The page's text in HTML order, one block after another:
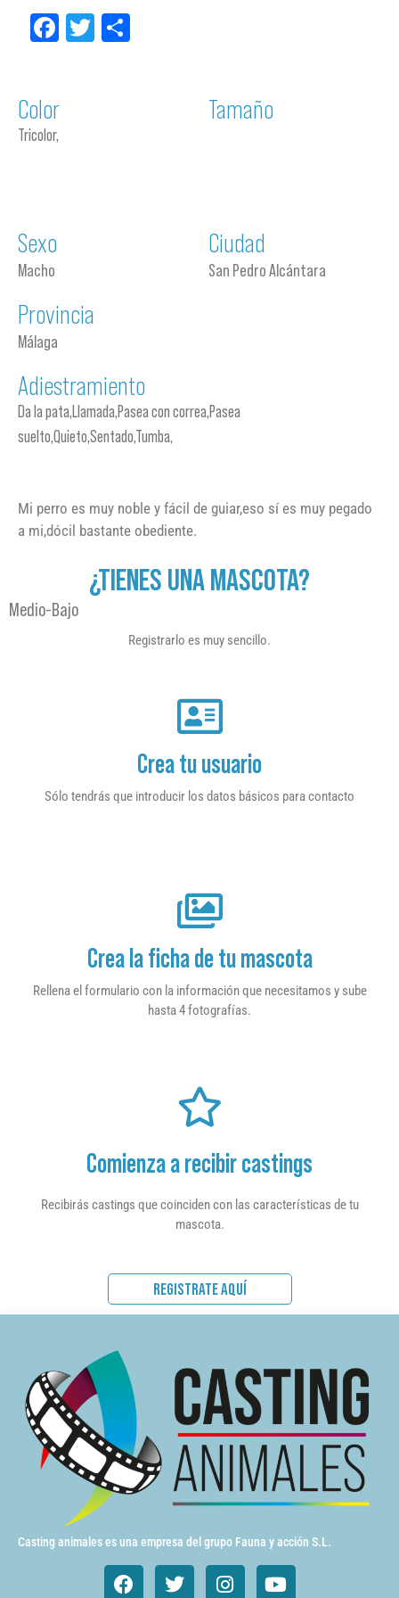
Facebook
Twitter
Color
Tricolor,
Tamaño
Sexo
Macho
Ciudad
San Pedro Alcántara
Provincia
Málaga
Adiestramiento
Da la pata,Llamada,Pasea con correa,Pasea
suelto,Quieto,Sentado,Tumba,
Mi perro es muy noble y fácil de guiar,eso sí es muy pegado
a mi,dócil bastante obediente.
¿TIENES UNA MASCOTA?
Medio-Bajo
Registrarlo es muy sencillo.
Crea tu usuario
Sólo tendrás que introducir los datos básicos para contacto
Crea la ficha de tu mascota
Rellena el formulario con la información que necesitamos y sube
hasta 4 fotografías.
Comienza a recibir castings
Recibirás castings que coinciden con las características de tu
mascota.
REGISTRATE AQUÍ
Casting animales es una empresa del grupo Fauna y acción S.L.